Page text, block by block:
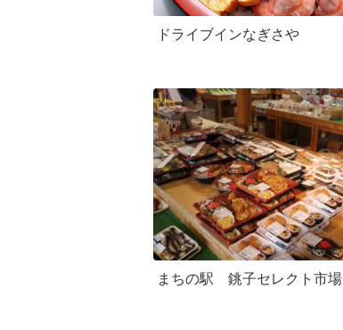
ドライブインなぎさや
まちの駅 銚子セレクト市場